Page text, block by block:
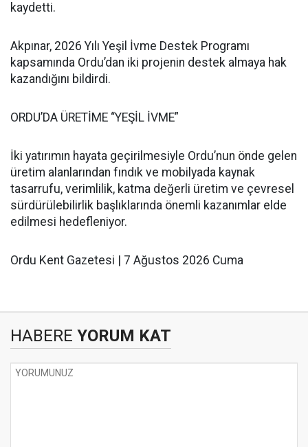
kaydetti.
Akpınar, 2026 Yılı Yeşil İvme Destek Programı
kapsamında Ordu’dan iki projenin destek almaya hak
kazandığını bildirdi.
ORDU’DA ÜRETİME “YEŞİL İVME”
İki yatırımın hayata geçirilmesiyle Ordu’nun önde gelen
üretim alanlarından fındık ve mobilyada kaynak
tasarrufu, verimlilik, katma değerli üretim ve çevresel
sürdürülebilirlik başlıklarında önemli kazanımlar elde
edilmesi hedefleniyor.
Ordu Kent Gazetesi | 7 Ağustos 2026 Cuma
HABERE YORUM KAT